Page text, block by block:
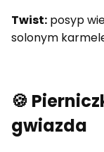
Twist: posyp
solonym
🍪
gwiazda